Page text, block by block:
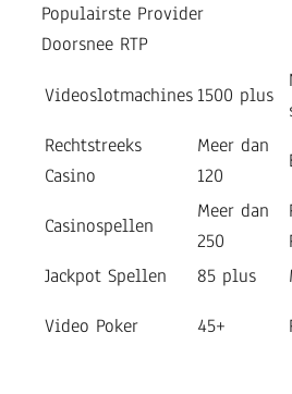
Populairste Provider
Doorsnee RTP
Videoslotmachines 1500 plus
Rechtstreeks
Casino
Meer dan
120
Casinospellen
Meer dan
250
Jackpot Spellen
85 plus
Video Poker
45+